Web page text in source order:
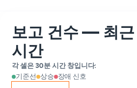
보고 건수 — 최
시간
각 셀은 30분 시간 창입니다:
기준선 상승 장애 신호